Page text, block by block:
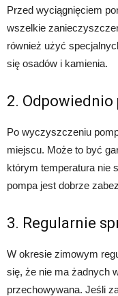
Przed wyciągnięciem
wszelkie
również użyć
się osadów i kamienia.
2.
Po wyczyszczeniu
miejscu. Może to być
którym temperatura nie
pompa jest dobrze
3. Regularnie
W okresie zimowym
się, że nie ma żadnych
przechowywana. Jeśli